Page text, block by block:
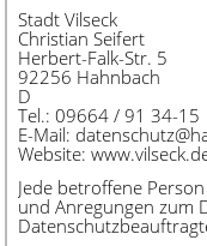
Stadt Vilseck
Christian Seifert
Herbert-Falk-Str. 5
92256 Hahnbach
D
Tel.: 09664 / 91 34-15
E-Mail:
Website:
Jede betroffene
und Anregungen zum